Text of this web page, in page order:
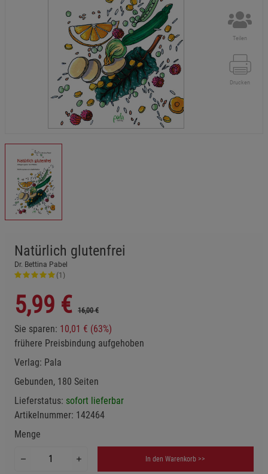
Teilen
Drucken
Natürlich glutenfrei
Dr. Bettina Pabel
(1)
5,99 € 16,00 €
Sie sparen: 10,01 € (63%)
frühere Preisbindung aufgehoben
Verlag: Pala
Gebunden, 180 Seiten
Lieferstatus: sofort lieferbar
Artikelnummer: 142464
Menge
In den Warenkorb >>